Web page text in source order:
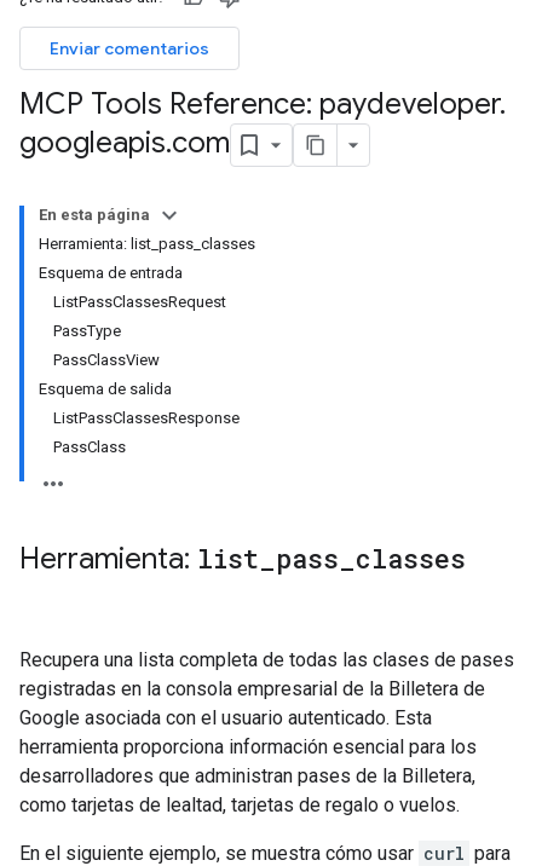
Enviar comentarios
MCP Tools Reference: paydeveloper.
googleapis.com
En esta página
Herramienta: list_pass_classes
Esquema de entrada
ListPassClassesRequest
PassType
PassClassView
Esquema de salida
ListPassClassesResponse
PassClass
Herramienta: list pass classes
Recupera una lista completa de todas las clases de pases
registradas en la consola empresarial de la Billetera de
Google asociada con el usuario autenticado. Esta
herramienta proporciona información esencial para los
desarrolladores que administran pases de la Billetera,
como tarjetas de lealtad, tarjetas de regalo o vuelos.
En el siguiente ejemplo, se muestra cómo usar curl para